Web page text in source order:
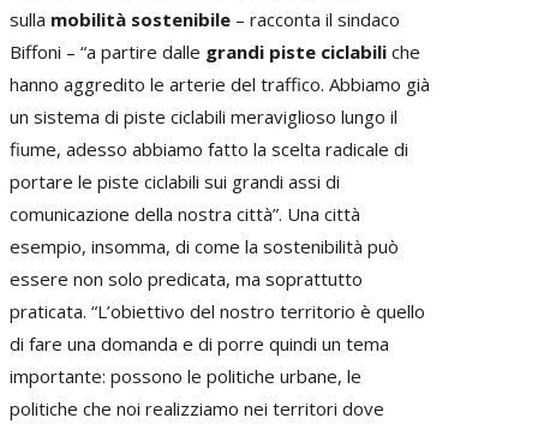
sulla mobilità sostenibile – racconta il sindaco
Biffoni – “a partire dalle grandi piste ciclabili che
hanno aggredito le arterie del traffico. Abbiamo già
un sistema di piste ciclabili meraviglioso lungo il
fiume, adesso abbiamo fatto la scelta radicale di
portare le piste ciclabili sui grandi assi di
comunicazione della nostra città”. Una città
esempio, insomma, di come la sostenibilità può
essere non solo predicata, ma soprattutto
praticata. “L’obiettivo del nostro territorio è quello
di fare una domanda e di porre quindi un tema
importante: possono le politiche urbane, le
politiche che noi realizziamo nei territori dove